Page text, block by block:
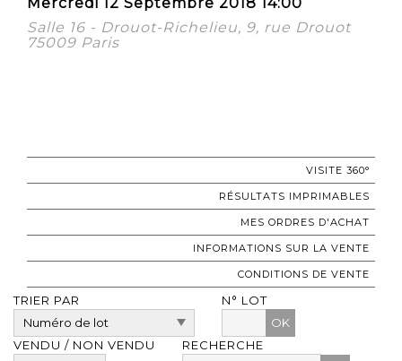
Salle 16 - Drouot-Richelieu, 9, rue Drouot
75009 Paris
VISITE 360°
RÉSULTATS IMPRIMABLES
MES ORDRES D'ACHAT
INFORMATIONS SUR LA VENTE
CONDITIONS DE VENTE
TRIER PAR
N° LOT
OK
VENDU / NON VENDU
RECHERCHE